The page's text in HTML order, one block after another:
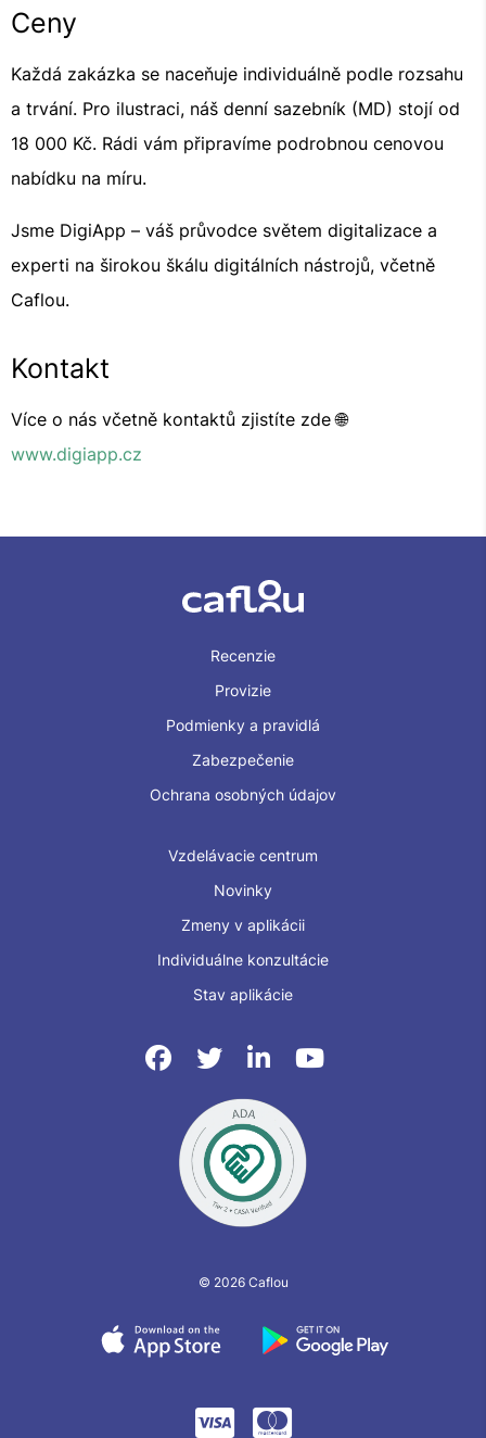
Ceny
Každá zakázka se naceňuje individuálně podle rozsahu
a trvání. Pro ilustraci, náš denní sazebník (MD) stojí od
18 000 Kč. Rádi vám připravíme podrobnou cenovou
nabídku na míru.
Jsme DigiApp – váš průvodce světem digitalizace a
experti na širokou škálu digitálních nástrojů, včetně
Caflou.
Kontakt
Více o nás včetně kontaktů zjistíte zde 🌐
www.digiapp.cz
Recenzie
Provizie
Podmienky a pravidlá
Zabezpečenie
Ochrana osobných údajov
Vzdelávacie centrum
Novinky
Zmeny v aplikácii
Individuálne konzultácie
Stav aplikácie
© 2026 Caflou